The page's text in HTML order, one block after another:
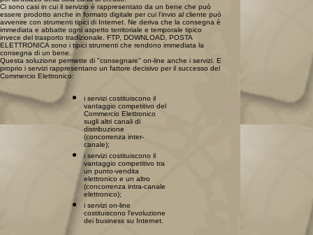
Ci sono casi in cui il servizio è rappresentato da un bene che può
essere prodotto anche in formato digitale per cui l'invio al cliente può
avvenire con strumenti tipici di Internet. Ne deriva che la consegna è
immediata e abbatte ogni aspetto territoriale e temporale tipico
invece del trasporto tradizionale. FTP, DOWNLOAD, POSTA
ELETTRONICA sono i tipici strumenti che rendono immediata la
consegna di un bene.
Questa soluzione permette di "consegnare" on-line anche i servizi. E
proprio i servizi rappresentano un fattore decisivo per il successo del
Commercio Elettronico:
i servizi costituiscono il
vantaggio competitivo del
Commercio Elettronico
sugli altri canali di
distribuzione
(concorrenza inter-
canale);
i servizi costituiscono il
vantaggio competitivo tra
un punto-vendita
elettronico e un altro
(concorrenza intra-canale
elettronico);
i servizi on-line
costituiscono l'evoluzione
dei business su Internet.